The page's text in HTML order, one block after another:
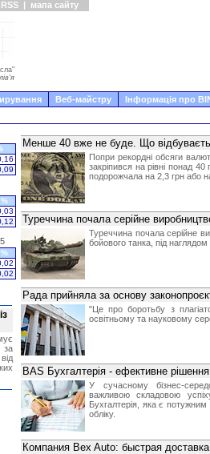
RSS | мапа сайту
Веб-майстру Інформація про
Менше 40 вже не буде. Що
Попри рекордні обсяги
закріпився на рівні понад
подорожчала на 2,3 грн або
Туреччина почала серійне
Туреччина почала серійне
бойового танка, під
Рада прийняла за основу
"Це про боротьбу з
освітньому та науковому
BAS Бухгалтерія - ефективне
У сучасному бізнес-
важливою складовою
Бухгалтерія, яка є потужним
обліку.
Компания Bex Auto: быстрая
%
%